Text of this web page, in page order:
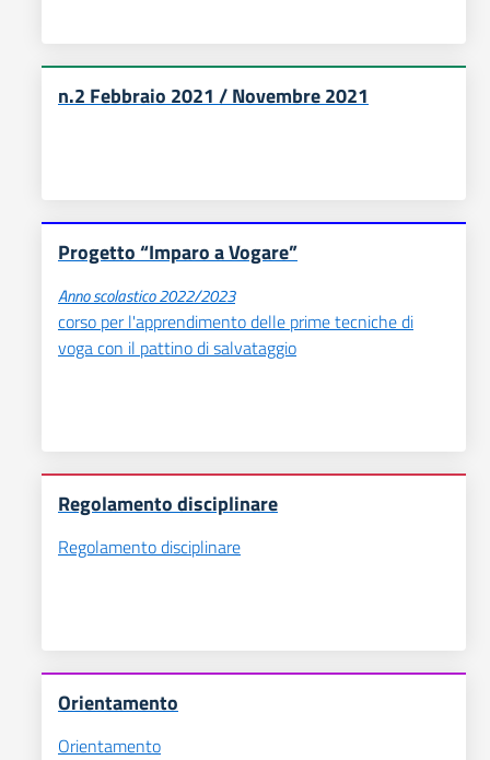
n.2 Febbraio 2021 / Novembre 2021
Progetto “Imparo a Vogare”
Anno scolastico 2022/2023
corso per l'apprendimento delle prime tecniche di
voga con il pattino di salvataggio
Regolamento disciplinare
Regolamento disciplinare
Orientamento
Orientamento